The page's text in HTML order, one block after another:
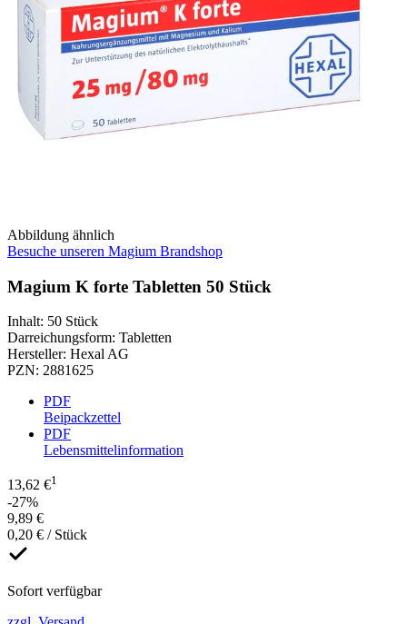
Abbildung ähnlich
Besuche unseren Magium Brandshop
Magium K forte Tabletten 50 Stück
Inhalt: 50 Stück
Darreichungsform: Tabletten
Hersteller: Hexal AG
PZN: 2881625
PDF
Beipackzettel
PDF
Lebensmittelinformation
13,62 €1
-27%
9,89 €
0,20 € / Stück
Sofort verfügbar